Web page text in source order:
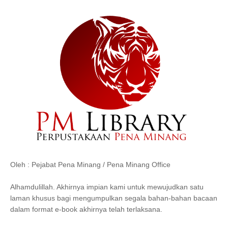
Oleh : Pejabat Pena Minang / Pena Minang Office
Alhamdulillah. Akhirnya impian kami untuk mewujudkan satu
laman khusus bagi mengumpulkan segala bahan-bahan bacaan
dalam format e-book akhirnya telah terlaksana.